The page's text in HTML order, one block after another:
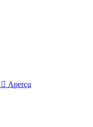
 Aperçu